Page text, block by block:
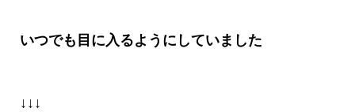
いつでも目に入るようにしていました
↓↓↓